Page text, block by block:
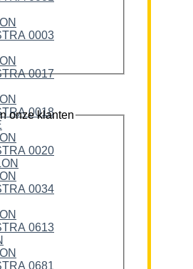
onze klanten